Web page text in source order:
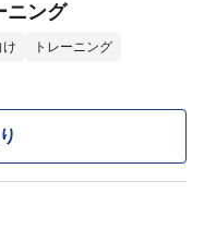
ニング
け トレーニング